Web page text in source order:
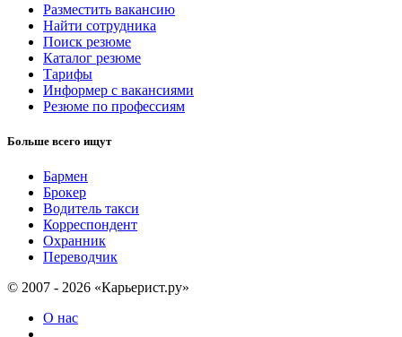
Разместить вакансию
Найти сотрудника
Поиск резюме
Каталог резюме
Тарифы
Информер с вакансиями
Резюме по профессиям
Больше всего ищут
Бармен
Брокер
Водитель такси
Корреспондент
Охранник
Переводчик
© 2007 - 2026 «Карьерист.ру»
О нас